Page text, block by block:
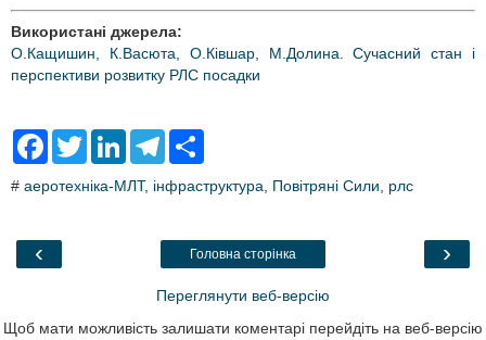
Використані джерела:
О.Кащишин, К.Васюта, О.Ківшар, М.Долина. Сучасний стан і
перспективи розвитку РЛС посадки
F
e
o
T
t
L
k
T
e
a
r
# аеротехніка-МЛТ, інфраструктура Повітряні Сили рлс
‹ ›
Головна сторінка
Переглянути веб-версію
Щоб мати можливість залишати коментарі перейдіть на веб-версію